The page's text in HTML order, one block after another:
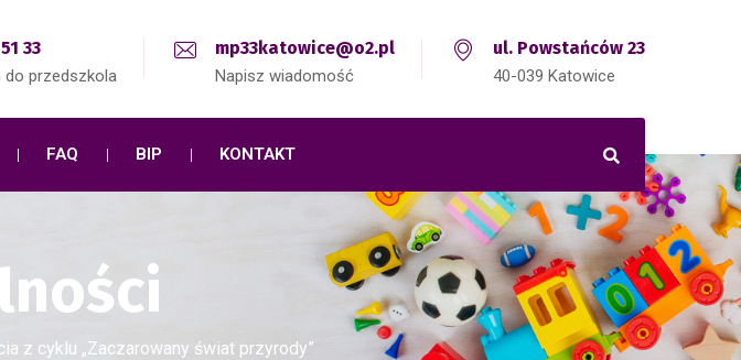
33
do przedszkola
mp33katowice@o2.pl
Napisz wiadomość
ul. Powstańców 23
40-039 Katowice
FAQ BIP KONTAKT
z cyklu „Zaczarowany świat przyrody”